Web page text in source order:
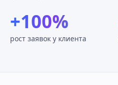
+100%
рост заявок у клиента